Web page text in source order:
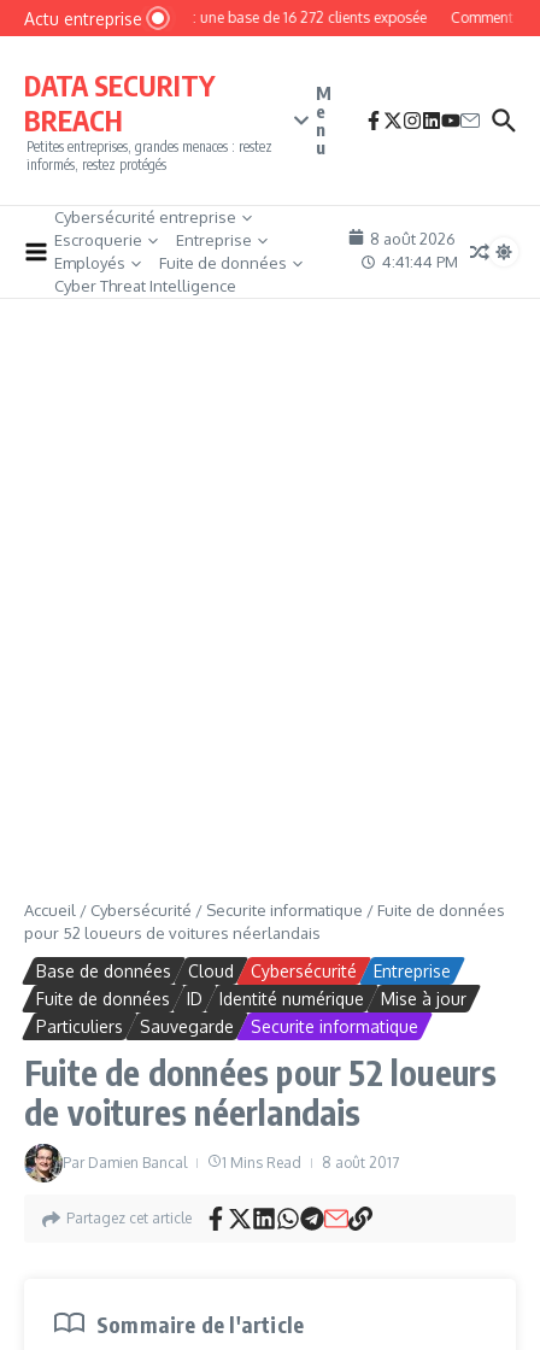
Aller au contenu
Actu entrepriseMyPhoto : une base de 16 272 clients exposée Comment
DATA SECURITY
BREACH
Petites entreprises, grandes menaces : restez
informés, restez protégés
M
e
n
u
Cybersécurité entreprise
Escroquerie
Entreprise
Employés
Fuite de données
Cyber Threat Intelligence
8 août 2026
4:41:45 PM
Accueil / Cybersécurité / Securite informatique / Fuite de données
pour 52 loueurs de voitures néerlandais
Base de données Cloud Cybersécurité
Entreprise
Fuite de données
ID Identité numérique
Mise à jour
Particuliers
Sauvegarde Securite informatique
Fuite de données pour 52 loueurs
de voitures néerlandais
Par Damien Bancal 1 Mins Read 8 août 2017
Partagez cet article
Sommaire de l'article